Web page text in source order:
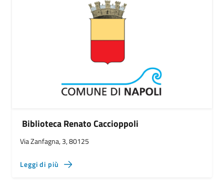
Biblioteca Renato Caccioppoli
Via Zanfagna, 3, 80125
Leggi di più